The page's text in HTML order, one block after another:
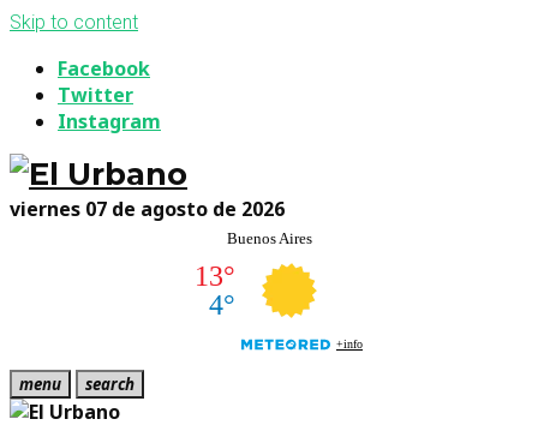
Skip to content
Facebook
Twitter
Instagram
viernes 07 de agosto de 2026
menu search